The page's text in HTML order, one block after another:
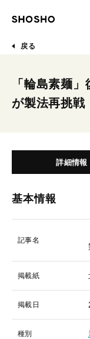
戻る
「輪島素麺
が製法再挑戦
詳細情報
基本情報
記事名
掲載紙
掲載日
種別